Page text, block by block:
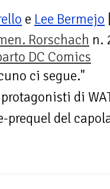
e Lee Bermejo
Rorschach n.
DC Comics
ci segue."
di
del